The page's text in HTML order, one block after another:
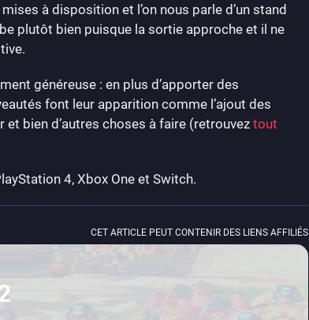
à disposition et l’on nous parle d’un stand
plutôt bien puisque la sortie approche et il ne
généreuse : en plus d’apporter des
font leur apparition comme l’ajout des
bien d’autres choses à faire (retrouvez tout
4, Xbox One et Switch.
CET ARTICLE PEUT CONTENIR DES LIENS AFFILIÉS